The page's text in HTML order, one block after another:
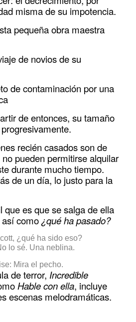
misma de su impotencia.
pequeña obra maestra
de novios de su
de contaminación por una
de entonces, su tamaño
recién casados son de
pueden permitirse alquilar
durante mucho tiempo.
de un día, lo justo para la
que es que se salga de ella
así como¿qué ha pasado?
¿qué ha sido eso?
lo sé. Una neblina.
Mira el pecho.
de terror, Incredible
Hable con ella, incluye
escenas melodramáticas.